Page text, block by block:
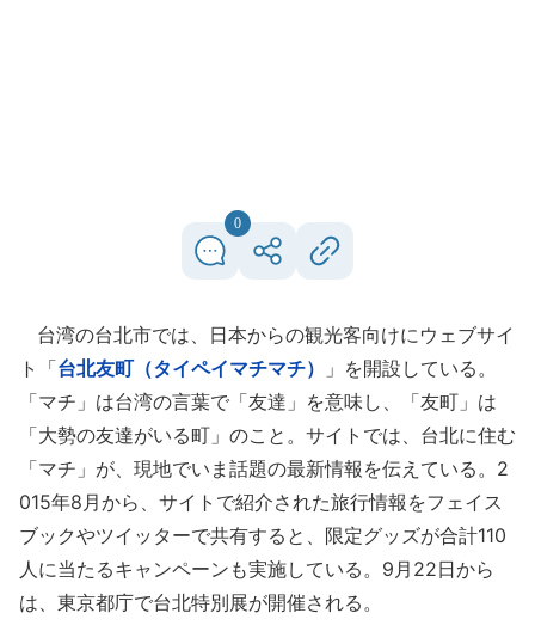
0
台湾の台北市では、日本からの観光客向けにウェブサイ
ト「台北友町（タイペイマチマチ）
」を開設している。
「マチ」は台湾の言葉で「友達」を意味し、「友町」は
「大勢の友達がいる町」のこと。サイトでは、台北に住む
「マチ」が、現地でいま話題の最新情報を伝えている。2
015年8月から、サイトで紹介された旅行情報をフェイス
ブックやツイッターで共有すると、限定グッズが合計110
人に当たるキャンペーンも実施している。9月22日から
は、東京都庁で台北特別展が開催される。